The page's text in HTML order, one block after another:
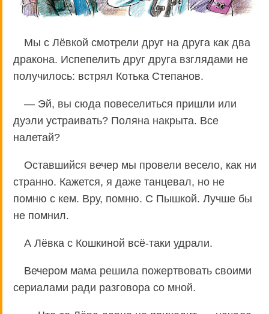
Мы с Лёвкой смотрели друг на друга как два
дракона. Испепелить друг друга взглядами не
получилось: встрял Котька Степанов.
— Эй, вы сюда повеселиться пришли или
дуэли устраивать? Поляна накрыта. Все
налетай?
Оставшийся вечер мы провели весело, как ни
странно. Кажется, я даже танцевал, но не
помню с кем. Вру, помню. С Пышкой. Лучше бы
не помнил.
А Лёвка с Кошкиной всё-таки удрали.
Вечером мама решила пожертвовать своими
сериалами ради разговора со мной.